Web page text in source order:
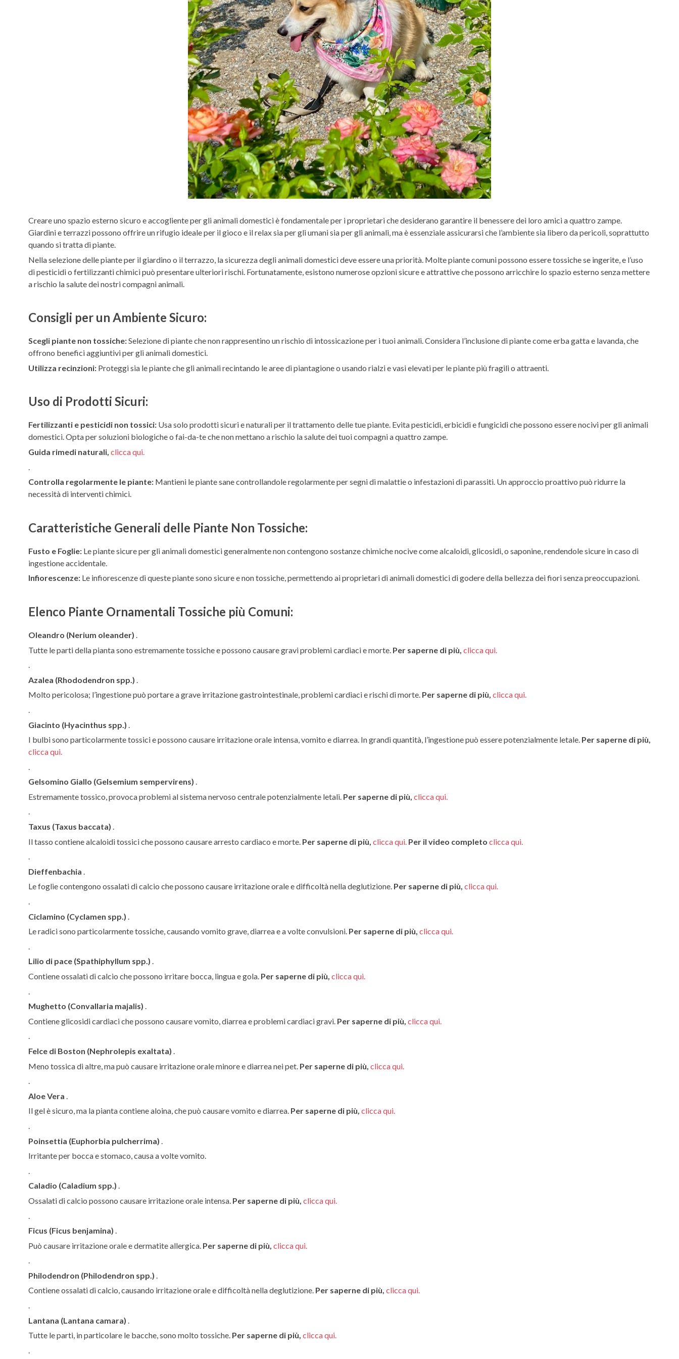
Creare uno spazio esterno sicuro e accogliente per gli animali domestici è fondamentale per i proprietari che desiderano garantire il benessere dei loro amici a quattro zampe.
Giardini e terrazzi possono offrire un rifugio ideale per il gioco e il relax sia per gli umani sia per gli animali, ma è essenziale assicurarsi che l’ambiente sia libero da pericoli, soprattutto
quando si tratta di piante.
Nella selezione delle piante per il giardino o il terrazzo, la sicurezza degli animali domestici deve essere una priorità. Molte piante comuni possono essere tossiche se ingerite, e l’uso
di pesticidi o fertilizzanti chimici può presentare ulteriori rischi. Fortunatamente, esistono numerose opzioni sicure e attrattive che possono arricchire lo spazio esterno senza mettere
a rischio la salute dei nostri compagni animali.
Consigli per un Ambiente Sicuro:
Scegli piante non tossiche:Selezione di piante che non rappresentino un rischio di intossicazione per i tuoi animali. Considera l’inclusione di piante come erba gatta e lavanda, che
offrono benefici aggiuntivi per gli animali domestici.
Utilizza recinzioni: Proteggi sia le piante che gli animali recintando le aree di piantagione o usando rialzi e vasi elevati per le piante più fragili o attraenti.
Uso di Prodotti Sicuri:
Fertilizzanti e pesticidi non tossici: Usa solo prodotti sicuri e naturali per il trattamento delle tue piante. Evita pesticidi, erbicidi e fungicidi che possono essere nocivi per gli animali
domestici. Opta per soluzioni biologiche o fai-da-te che non mettano a rischio la salute dei tuoi compagni a quattro zampe.
Guida rimedi naturali, clicca qui.
Controlla regolarmente le piante: Mantieni le piante sane controllandole regolarmente per segni di malattie o infestazioni di parassiti. Un approccio proattivo può ridurre la
necessità di interventi chimici.
Caratteristiche Generali delle Piante Non Tossiche:
Fusto e Foglie: Le piante sicure per gli animali domestici generalmente non contengono sostanze chimiche nocive come alcaloidi, glicosidi, o saponine, rendendole sicure in caso di
ingestione accidentale.
Infiorescenze: Le infiorescenze di queste piante sono sicure e non tossiche, permettendo ai proprietari di animali domestici di godere della bellezza dei fiori senza preoccupazioni.
Elenco Piante Ornamentali Tossiche più Comuni:
Oleandro (Nerium oleander) .
Tutte le parti della pianta sono estremamente tossiche e possono causare gravi problemi cardiaci e morte. Per saperne di più, clicca qui.
.
Azalea (Rhododendron spp.)
Molto pericolosa; l’ingestione può portare a grave irritazione gastrointestinale, problemi cardiaci e rischi di morte. Per saperne di più, clicca qui.
.
Giacinto (Hyacinthus spp.)
I bulbi sono particolarmente tossici e possono causare irritazione orale intensa, vomito e diarrea. In grandi quantità, l’ingestione può essere potenzialmente letale. Per saperne di più,
clicca qui.
Gelsomino Giallo (Gelsemium sempervirens) .
Estremamente tossico, provoca problemi al sistema nervoso centrale potenzialmente letali. Per saperne di più, clicca qui.
.
Taxus (Taxus baccata) .
Il tasso contiene alcaloidi tossici che possono causare arresto cardiaco e morte. Per saperne di più, clicca qui. Per il video completo clicca qui.
.
Dieffenbachia .
Le foglie contengono ossalati di calcio che possono causare irritazione orale e difficoltà nella deglutizione. Per saperne di più, clicca qui.
.
Ciclamino (Cyclamen spp.)
Le radici sono particolarmente tossiche, causando vomito grave, diarrea e a volte convulsioni. Per saperne di più, clicca qui.
.
Lilio di pace (Spathiphyllum spp.) .
Contiene ossalati di calcio che possono irritare bocca, lingua e gola. Per saperne di più, clicca qui.
Mughetto (Convallaria majalis) .
Contiene glicosidi cardiaci che possono causare vomito, diarrea e problemi cardiaci gravi. Per saperne di più, clicca qui.
.
Felce di Boston (Nephrolepis exaltata) .
Meno tossica di altre, ma può causare irritazione orale minore e diarrea nei pet. Per saperne di più, clicca qui.
.
Aloe Vera
Il gel è sicuro, ma la pianta contiene aloina, che può causare vomito e diarrea. Per saperne di più, clicca qui.
.
Poinsettia (Euphorbia pulcherrima)
Irritante per bocca e stomaco, causa a volte vomito.
Caladio (Caladium spp.) .
Ossalati di calcio possono causare irritazione orale intensa. Per saperne di più, clicca qui.
Ficus (Ficus benjamina) .
Può causare irritazione orale e dermatite allergica. Per saperne di più, clicca qui.
.
Philodendron (Philodendron spp.) .
Contiene ossalati di calcio, causando irritazione orale e difficoltà nella deglutizione. Per saperne di più, clicca qui.
.
Lantana (Lantana camara)
Tutte le parti, in particolare le bacche, sono molto tossiche. Per saperne di più, clicca qui.
.